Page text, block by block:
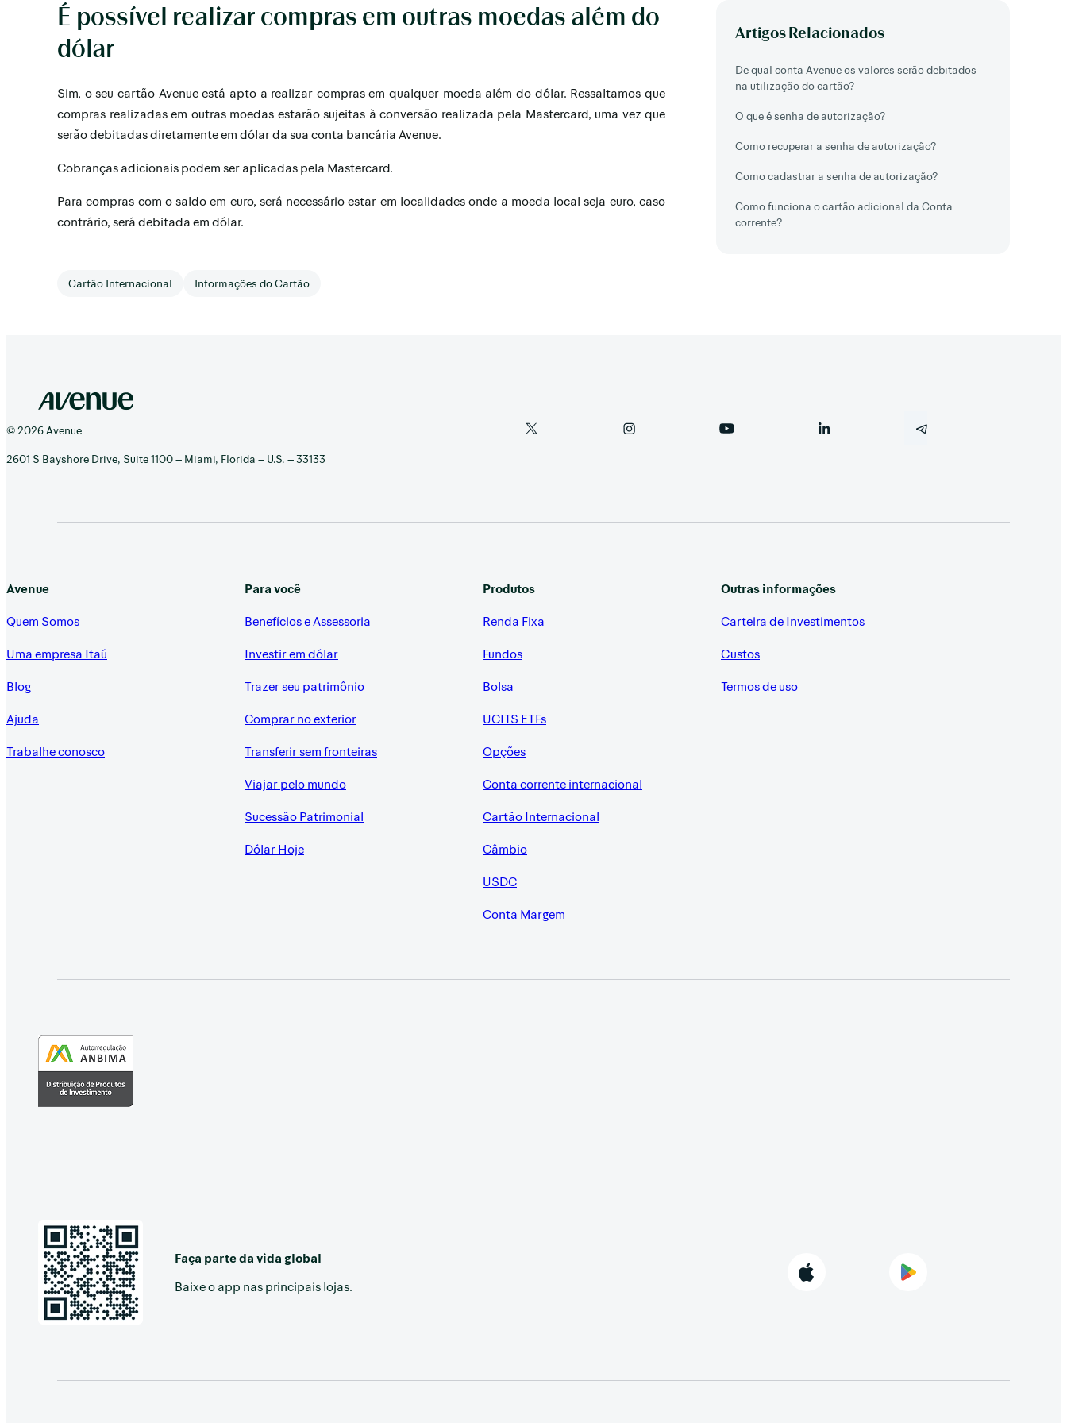
É possível realizar compras em outras moedas além do
dólar
Sim, o seu cartão Avenue está apto a realizar compras em qualquer moeda além do dólar. Ressaltamos que
compras realizadas em outras moedas estarão sujeitas à conversão realizada pela Mastercard, uma vez que
serão debitadas diretamente em dólar da sua conta bancária Avenue.
Cobranças adicionais podem ser aplicadas pela Mastercard.
Para compras com o saldo em euro, será necessário estar em localidades onde a moeda local seja euro, caso
contrário, será debitada em dólar.
Cartão Internacional Informações do Cartão
Artigos Relacionados
De qual conta Avenue os valores serão debitados
na utilização do cartão?
O que é senha de autorização?
Como recuperar a senha de autorização?
Como cadastrar a senha de autorização?
Como funciona o cartão adicional da Conta
corrente?
© 2026 Avenue
2601 S Bayshore Drive, Suite 1100 – Miami, Florida – U.S. – 33133
Avenue
Quem Somos
Uma empresa Itaú
Blog
Ajuda
Trabalhe conosco
Para você
Benefícios e Assessoria
Investir em dólar
Trazer seu patrimônio
Comprar no exterior
Transferir sem fronteiras
Viajar pelo mundo
Sucessão Patrimonial
Dólar Hoje
Produtos
Renda Fixa
Fundos
Bolsa
UCITS ETFs
Opções
Conta corrente internacional
Cartão Internacional
Câmbio
USDC
Conta Margem
Outras informações
Carteira de Investimentos
Custos
Termos de uso
Faça parte da vida global
Baixe o app nas principais lojas.